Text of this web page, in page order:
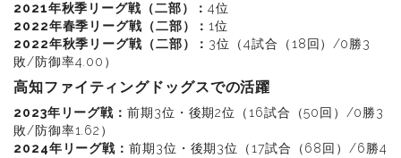
2021年秋季リーグ戦（二部）：4位
2022年春季リーグ戦（二部）：1位
2022年秋季リーグ戦（二部）： 3位（4試合（18回）/0勝3
敗/防御率4.00）
高知ファイティングドッグスでの活躍
2023年リーグ戦： 前期3位・後期2位（16試合（50回）/0勝3
敗/防御率1.62）
2024年リーグ戦： 前期3位・後期3位（17試合（68回）/6勝4